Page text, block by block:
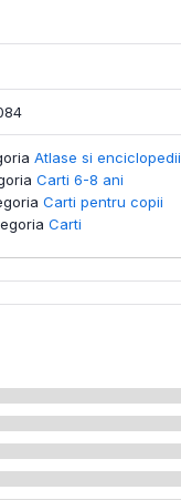
Atlase si enciclopedii
Carti 6-8 ani
Carti pentru copii
Carti